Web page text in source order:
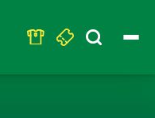
Search
for: